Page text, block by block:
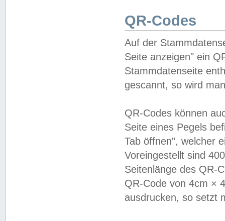
QR-Codes
Auf der
Seite anzeigen" ein
Stammdatenseite
gescannt, so wird
QR-Codes können
Seite eines Pegels
Tab öffnen", welcher
Voreingestellt sind
Seitenlänge des QR-
QR-Code von 4cm ×
ausdrucken, so setzt